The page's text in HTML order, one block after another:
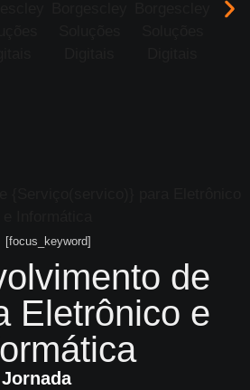
[focus_keyword]
de
Eletrônico e